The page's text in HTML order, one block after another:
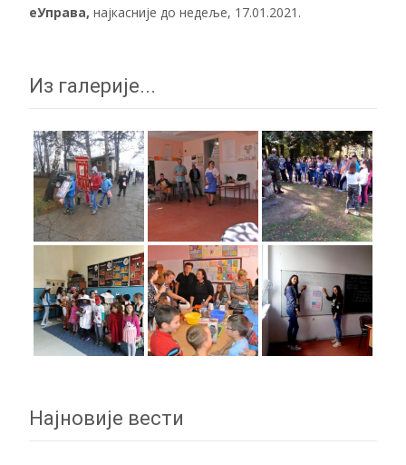
еУправа, најкасније до недеље, 17.01.2021.
Из галерије...
Најновије вести